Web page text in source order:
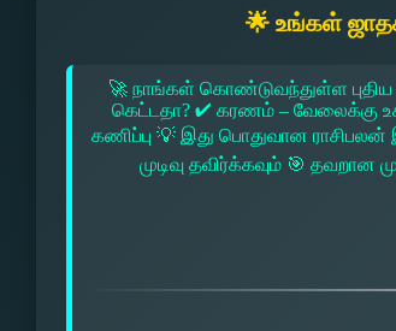
🌟 உங்கள்
🚀 நாங்கள் கொண்டுவந்துள்ள புதிய
கெட்டதா? ✔ கரணம் – வேலைக்கு
கணிப்பு 💡 இது பொதுவான
முடிவு தவிர்க்கவும் 🎯